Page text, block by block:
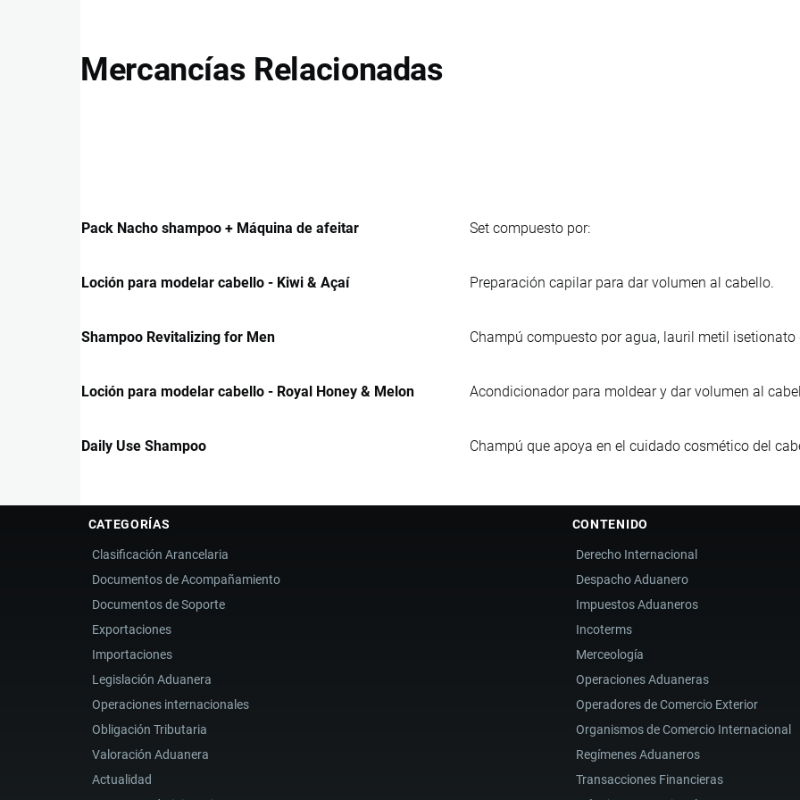
Mercancías Relacionadas
Pack Nacho shampoo + Máquina de afeitar Set compuesto por:
Loción para modelar cabello - Kiwi & Açaí Preparación capilar para dar volumen al cabello.
Shampoo Revitalizing for Men Champú compuesto por agua, lauril metil
Loción para modelar cabello - Royal Honey & Melon Acondicionador para moldear y dar volumen al
Daily Use Shampoo Champú que apoya en el cuidado cosmético del
CATEGORÍAS
Clasificación Arancelaria
Documentos de Acompañamiento
Documentos de Soporte
Exportaciones
Importaciones
Legislación Aduanera
Operaciones internacionales
Obligación Tributaria
Valoración Aduanera
Actualidad
CONTENIDO
Derecho Internacional
Despacho Aduanero
Impuestos Aduaneros
Incoterms
Merceología
Operaciones Aduaneras
Operadores de Comercio Exterior
Organismos de Comercio Internacional
Regímenes Aduaneros
Transacciones Financieras